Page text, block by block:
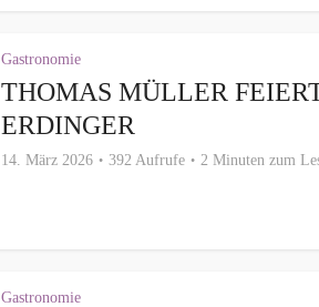
Gastronomie
THOMAS MÜLLER
ERDINGER
14. März 2026 392 Aufrufe 2 Minuten zum
Gastronomie